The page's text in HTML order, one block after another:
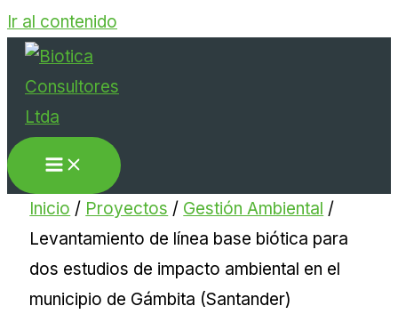
Ir al contenido
Inicio / Proyectos / Gestión Ambiental /
Levantamiento de línea base biótica para
dos estudios de impacto ambiental en el
municipio de Gámbita (Santander)